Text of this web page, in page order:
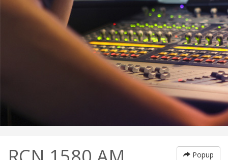
Popup